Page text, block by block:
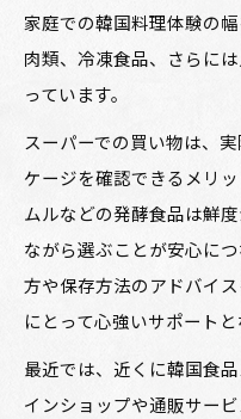
家庭での韓国料理体験の
肉類、冷凍食品、さらに
っています。
スーパーでの買い物は、
ケージを確認できるメリ
ムルなどの発酵食品は鮮
ながら選ぶことが安心に
方や保存方法のアドバイ
にとって心強いサポートと
最近では、近くに韓国食
インショップや通販サー